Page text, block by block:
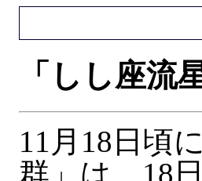
「しし座流
11月18日頃
群」は、18